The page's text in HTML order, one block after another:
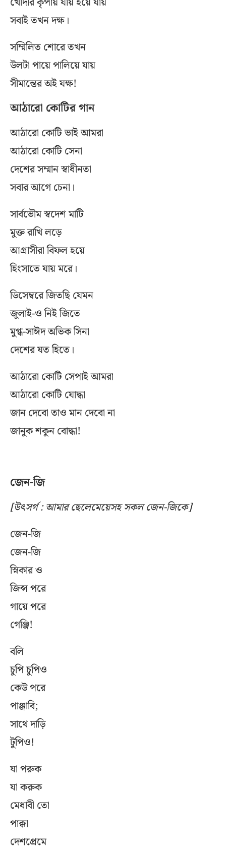
সবাই তখন দক্ষ।
সম্মিলিত শোরে তখন
উলটা পায়ে পালিয়ে যায়
সীমান্তের অই যক্ষ!
আঠারো কোটির গান
আঠারো কোটি ভাই আমরা
আঠারো কোটি সেনা
দেশের সম্মান স্বাধীনতা
সবার আগে চেনা।
সার্বভৌম স্বদেশ মাটি
মুক্ত রাখি লড়ে
আগ্রাসীরা বিফল হয়ে
হিংসাতে যায় মরে।
ডিসেম্বরে জিতছি যেমন
জুলাই-ও নিই জিতে
মুগ্ধ-সাঈদ অভিক সিনা
দেশের যত হিতে।
আঠারো কোটি সেপাই আমরা
আঠারো কোটি যোদ্ধা
জান দেবো তাও মান দেবো না
জানুক শকুন বোদ্ধা!
জেন-জি
[উৎসর্গ : আমার ছেলেমেয়েসহ সকল জেন-জিকে]
জেন-জি
জেন-জি
স্নিকার ও
জিন্স পরে
গায়ে পরে
গেঞ্জি!
বলি
চুপি চুপিও
কেউ পরে
পাঞ্জাবি;
সাথে দাড়ি
টুপিও!
যা পরুক
যা করুক
মেধাবী তো
পাক্কা
দেশপ্রেমে